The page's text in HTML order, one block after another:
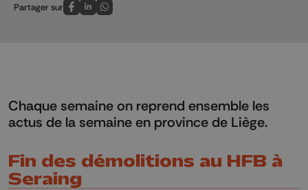
Partager sur
Partagez sur FaceBook
Partagez sur LinkedIn
Partagez sur Whatsapp
Chaque semaine on reprend ensemble les
actus de la semaine en province de Liège.
Fin des démolitions au HFB à
Seraing